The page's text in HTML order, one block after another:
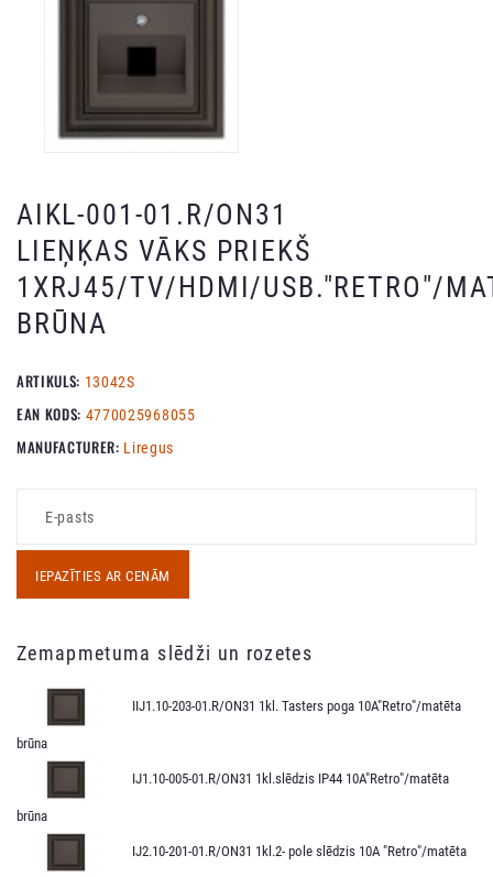
AIKL-001-01.R/ON31
LIEŅĶAS VĀKS PRIEKŠ
1XRJ45/TV/HDMI/USB."RETRO"/
BRŪNA
ARTIKULS: 13042S
EAN KODS: 4770025968055
MANUFACTURER: Liregus
IEPAZĪTIES AR CENĀM
Zemapmetuma slēdži un rozetes
IIJ1.10-203-01.R/ON31 1kl. Tasters poga 10A"Retro"/matēta
brūna
IJ1.10-005-01.R/ON31 1kl.slēdzis IP44 10A"Retro"/matēta
brūna
IJ2.10-201-01.R/ON31 1kl.2- pole slēdzis 10A "Retro"/matēta